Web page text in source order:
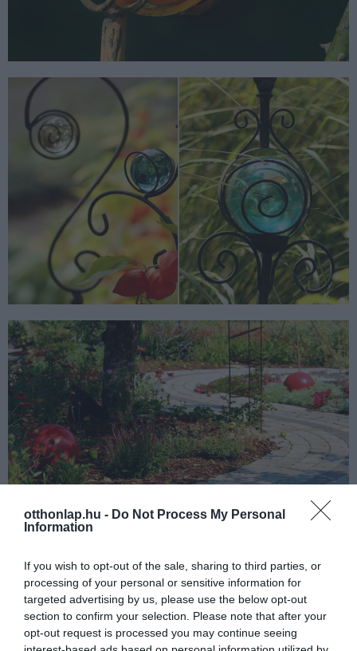
otthonlap.hu - Do Not Process My Personal
Information
If you wish to opt-out of the sale, sharing to third parties, or
processing of your personal or sensitive information for
targeted advertising by us, please use the below opt-out
section to confirm your selection. Please note that after your
opt-out request is processed you may continue seeing